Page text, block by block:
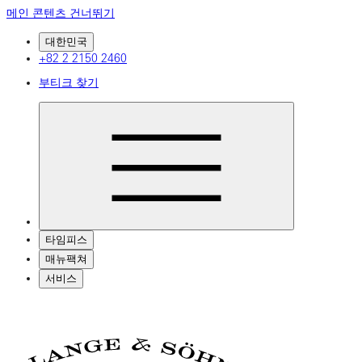
메인 콘텐츠 건너뛰기
대한민국
+82 2 2150 2460
부티크 찾기
타임피스
매뉴팩쳐
서비스